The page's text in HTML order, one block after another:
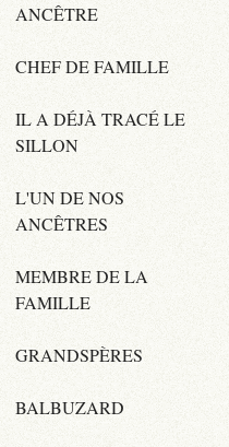
ANCÊTRE
CHEF DE FAMILLE
IL A DÉJÀ TRACÉ LE
SILLON
L'UN DE NOS
ANCÊTRES
MEMBRE DE LA
FAMILLE
GRANDSPÈRES
BALBUZARD